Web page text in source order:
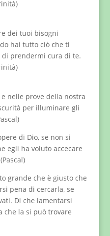
dei tuoi bisogni
hai tutto ciò che ti
prendermi cura di te.
nelle prove della nostra
per illuminare gli
di Dio, se non si
egli ha voluto accecare
grande che è giusto che
pena di cercarla, se
Di che lamentarsi
che la si può trovare